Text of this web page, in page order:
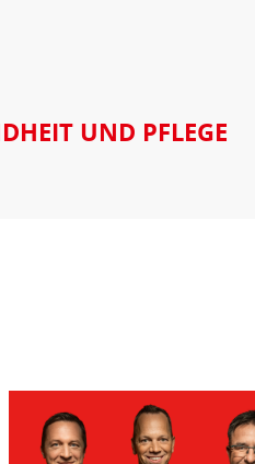
UND PFLEGE